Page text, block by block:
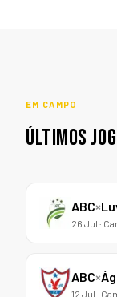
EM CAMPO
ÚLTIMOS
ABC×
26 Jul ·
ABC×
12 Jul ·